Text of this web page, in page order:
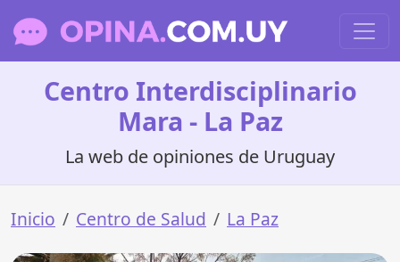
Centro Interdisciplinario
Mara - La Paz
La web de opiniones de Uruguay
Inicio Centro de Salud La Paz